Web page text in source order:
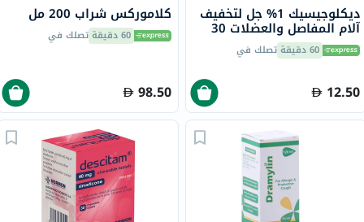
ديكلوجيسيك 1% جل لتخفيف
آلام المفاصل والعضلات 30
جرام 60 دقيقة تصلك في
12.50
كلاموركس شراب 200 مل
60 دقيقة تصلك في
98.50